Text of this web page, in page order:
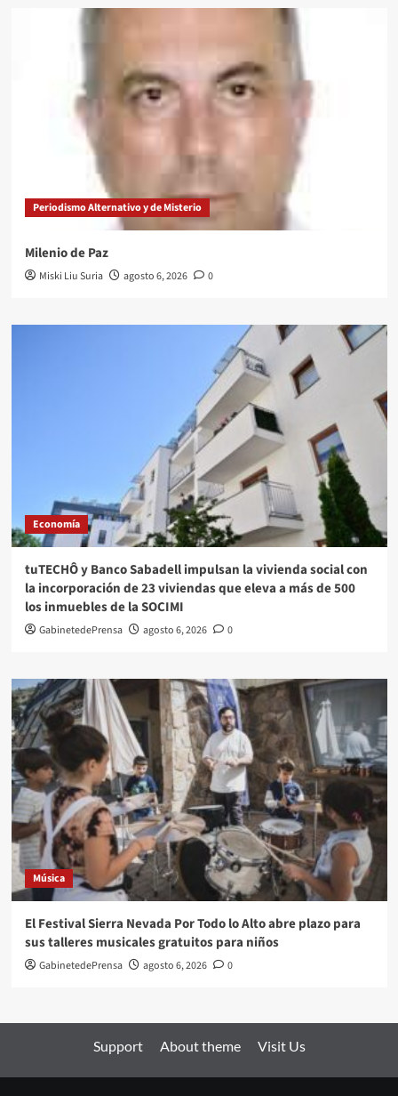
Periodismo Alternativo y de Misterio
Milenio de Paz
Miski Liu Suria agosto 6, 2026 0
Economía
tuTECHÔ y Banco Sabadell impulsan la vivienda social con
la incorporación de 23 viviendas que eleva a más de 500
los inmuebles de la SOCIMI
GabinetedePrensa agosto 6, 2026 0
Música
El Festival Sierra Nevada Por Todo lo Alto abre plazo para
sus talleres musicales gratuitos para niños
GabinetedePrensa agosto 6, 2026 0
Support About theme Visit Us